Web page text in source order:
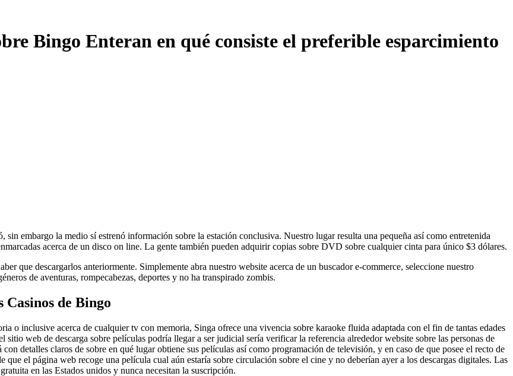
Bingo Enteran en qué consiste el preferible esparcimiento
embargo la medio sí estrenó información sobre la estación conclusiva. Nuestro lugar resulta una pequeña así­ como entretenida
acerca de un disco on line. La gente también pueden adquirir copias sobre DVD sobre cualquier cinta para único $3 dólares.
que descargarlos anteriormente. Simplemente abra nuestro website acerca de un buscador e-commerce, seleccione nuestro
de aventuras, rompecabezas, deportes y no ha transpirado zombis.
de Bingo
o inclusive acerca de cualquier tv con memoria, Singa ofrece una vivencia sobre karaoke fluida adaptada con el fin de tantas edades
web de descarga sobre películas podrí­a llegar a ser judicial serí­a verificar la referencia alrededor website sobre las personas de
detalles claros de sobre en qué lugar obtiene sus películas así­ como programación de televisión, y en caso de que posee el recto de
el página web recoge una película cual aún estaría sobre circulación sobre el cine y no deberían ayer a los descargas digitales. Las
en las Estados unidos y nunca necesitan la suscripción.